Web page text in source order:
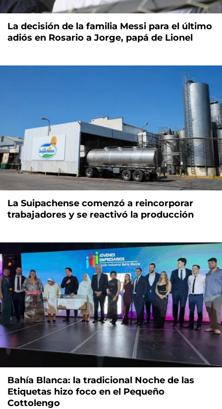
La decisión de la familia Messi para el último
adiós en Rosario a Jorge, papá de Lionel
La Suipachense comenzó a reincorporar
trabajadores y se reactivó la producción
Bahía Blanca: la tradicional Noche de las
Etiquetas hizo foco en el Pequeño
Cottolengo